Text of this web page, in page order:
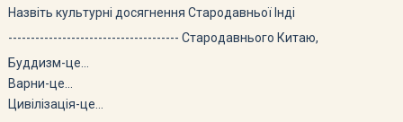
Назвіть культурні досягнення Стародавньої Інді
-------------------------------------- Стародавнього Китаю,
Буддизм-це…
Варни-це…
Цивілізація-це…